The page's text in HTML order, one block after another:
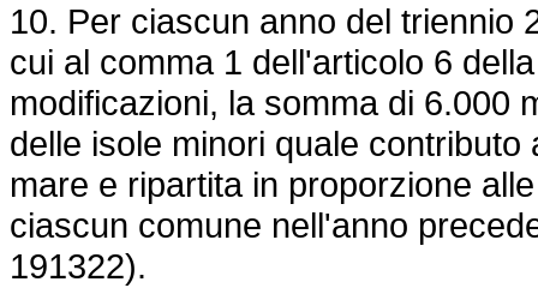
10. Per ciascun anno del triennio
cui al comma 1 dell'articolo 6
modificazioni, la somma di 6.000
delle isole minori quale
mare e ripartita in proporzione
ciascun comune nell'anno
191322).